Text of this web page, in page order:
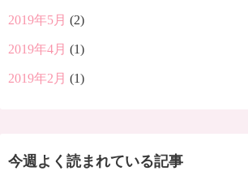
2019年5月 (2)
2019年4月 (1)
2019年2月 (1)
今週よく読まれている記事